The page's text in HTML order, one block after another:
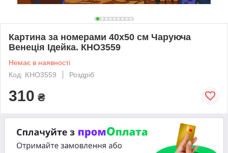
Картина за номерами 40х50 см Чаруюча
Венеція Ідейка. КНО3559
Немає в наявності
Код: KHO3559
Роздріб
310 ₴